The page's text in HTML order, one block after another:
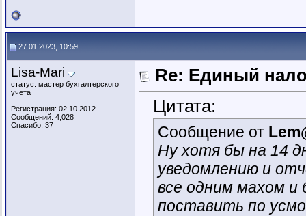
27.01.2023, 10:59
Lisa-Mari
статус: мастер бухгалтерского
учета
Регистрация: 02.10.2012
Сообщений: 4,028
Спасибо: 37
Re: Единый
Цитата:
Сообщение от
Ну хотя бы на 14
уведомлению и
все одним махом и
поставить по